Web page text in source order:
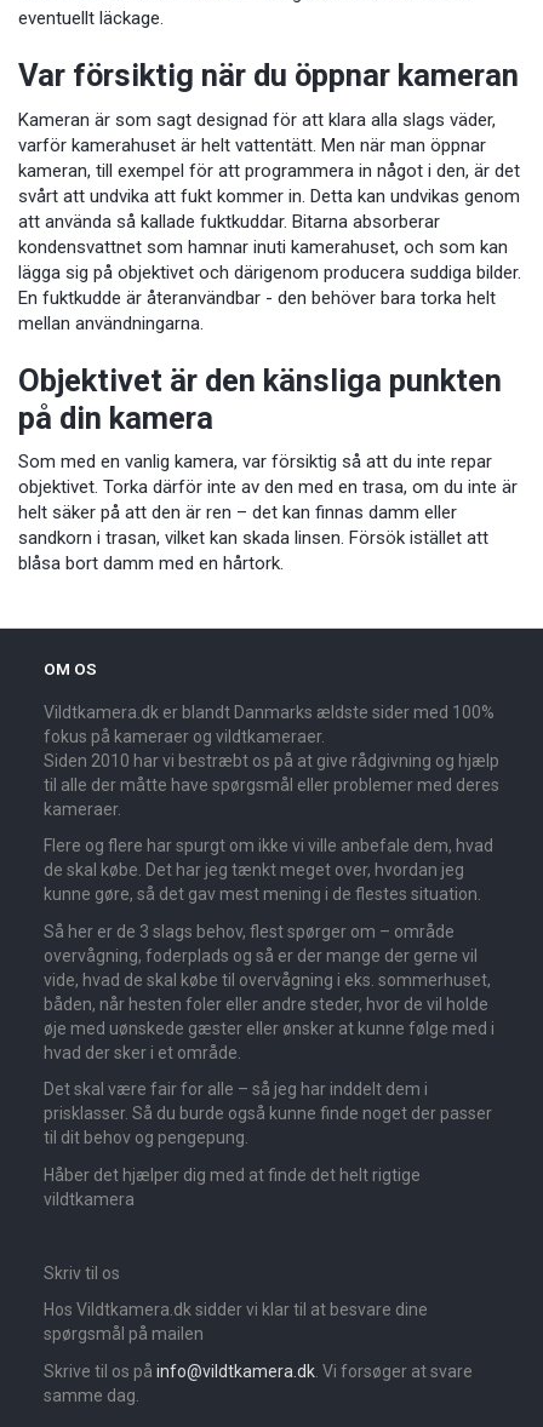
eventuellt läckage.
Var försiktig när du öppnar kameran
Kameran är som sagt designad för att klara alla slags väder,
varför kamerahuset är helt vattentätt. Men när man öppnar
kameran, till exempel för att programmera in något i den, är det
svårt att undvika att fukt kommer in. Detta kan undvikas genom
att använda så kallade fuktkuddar. Bitarna absorberar
kondensvattnet som hamnar inuti kamerahuset, och som kan
lägga sig på objektivet och därigenom producera suddiga bilder.
En fuktkudde är återanvändbar - den behöver bara torka helt
mellan användningarna.
Objektivet är den känsliga punkten
på din kamera
Som med en vanlig kamera, var försiktig så att du inte repar
objektivet. Torka därför inte av den med en trasa, om du inte är
helt säker på att den är ren – det kan finnas damm eller
sandkorn i trasan, vilket kan skada linsen. Försök istället att
blåsa bort damm med en hårtork.
OM OS
Vildtkamera.dk er blandt Danmarks ældste sider med 100%
fokus på kameraer og vildtkameraer.
Siden 2010 har vi bestræbt os på at give rådgivning og hjælp
til alle der måtte have spørgsmål eller problemer med deres
kameraer.
Flere og flere har spurgt om ikke vi ville anbefale dem, hvad
de skal købe. Det har jeg tænkt meget over, hvordan jeg
kunne gøre, så det gav mest mening i de flestes situation.
Så her er de 3 slags behov, flest spørger om – område
overvågning, foderplads og så er der mange der gerne vil
vide, hvad de skal købe til overvågning i eks. sommerhuset,
båden, når hesten foler eller andre steder, hvor de vil holde
øje med uønskede gæster eller ønsker at kunne følge med i
hvad der sker i et område.
Det skal være fair for alle – så jeg har inddelt dem i
prisklasser. Så du burde også kunne finde noget der passer
til dit behov og pengepung.
Håber det hjælper dig med at finde det helt rigtige
vildtkamera
Skriv til os
Hos Vildtkamera.dk sidder vi klar til at besvare dine
spørgsmål på mailen
Skrive til os på info@vildtkamera.dk . Vi forsøger at svare
samme dag.